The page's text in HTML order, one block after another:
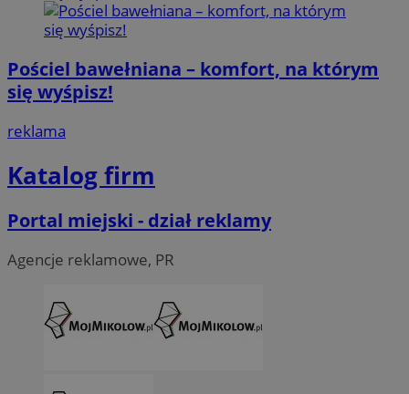
Pościel bawełniana – komfort, na którym
się wyśpisz!
reklama
Katalog firm
Portal miejski - dział reklamy
Agencje reklamowe, PR